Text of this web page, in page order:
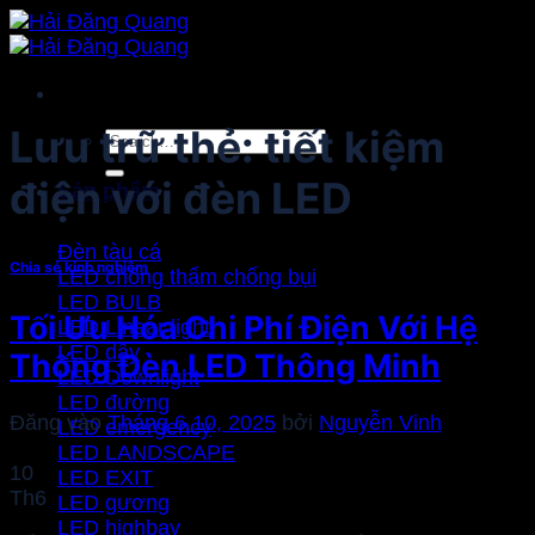
Bỏ
qua
dung
Search
for:
Sản phẩm
Đèn tàu cá
LED chống thấm chống bụi
LED BULB
LED Linear light
LED dây
LED Downlight
LED đường
LED emergency
LED LANDSCAPE
LED EXIT
LED gương
LED highbay
Lưu trữ thẻ:tiết kiệm
điện với đèn LED
Chia sẻ kinh nghiệm
Tối Ưu Hóa Chi Phí Điện Với Hệ
Thống Đèn LED Thông Minh
Đăng vàoTháng 6 10, 2025 bởi Nguyễn Vinh
10
Th6